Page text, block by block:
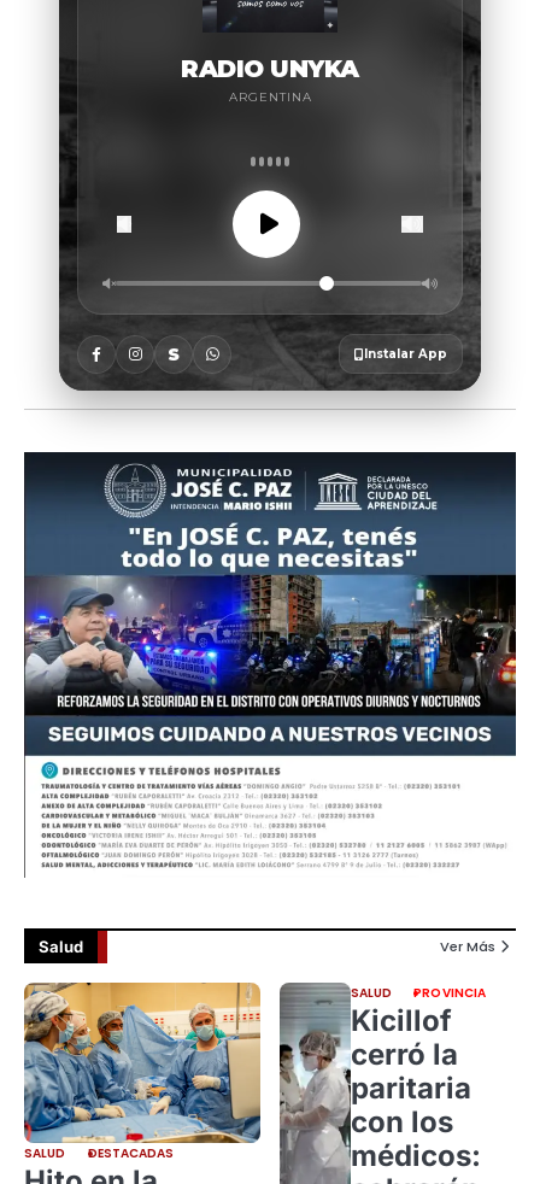
Salud Ver Más
SALUD DESTACADAS
SALUD PROVINCIA
Kicillof
cerró la
paritaria
con los
médicos: